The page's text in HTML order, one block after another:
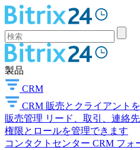
製品
CRM
CRM 販売とクライアント
販売管理 リード、取引、連絡
権限とロールを管理できます
コンタクトセンター CRM フォ